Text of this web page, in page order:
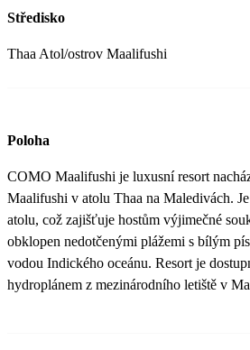
Středisko
Thaa Atol/ostrov Maalifushi
Poloha
COMO Maalifushi je luxusní resort
Maalifushi v atolu Thaa na Maledivách.
atolu, což zajišťuje hostům výjimečné
obklopen nedotčenými plážemi s bílým
vodou Indického oceánu. Resort je
hydroplánem z mezinárodního letiště v